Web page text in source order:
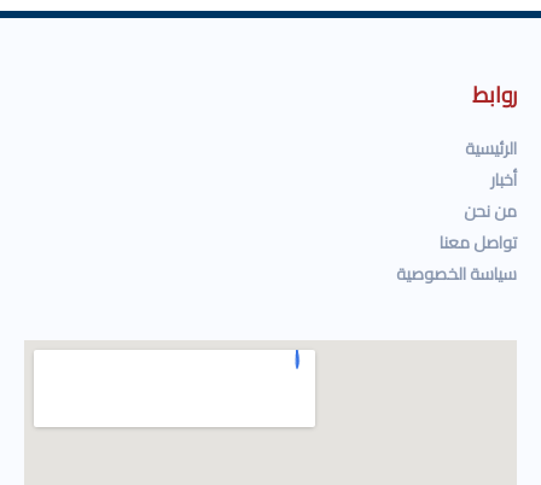
روابط
الرئيسية
أخبار
من نحن
تواصل معنا
سياسة الخصوصية